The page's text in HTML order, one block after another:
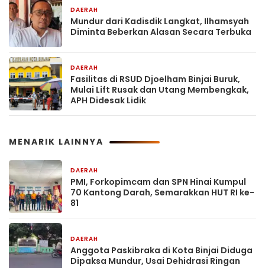
DAERAH
Mundur dari Kadisdik Langkat, Ilhamsyah
Diminta Beberkan Alasan Secara Terbuka
DAERAH
Fasilitas di RSUD Djoelham Binjai Buruk,
Mulai Lift Rusak dan Utang Membengkak,
APH Didesak Lidik
MENARIK LAINNYA
DAERAH
PMI, Forkopimcam dan SPN Hinai Kumpul
70 Kantong Darah, Semarakkan HUT RI ke-
81
DAERAH
Anggota Paskibraka di Kota Binjai Diduga
Dipaksa Mundur, Usai Dehidrasi Ringan